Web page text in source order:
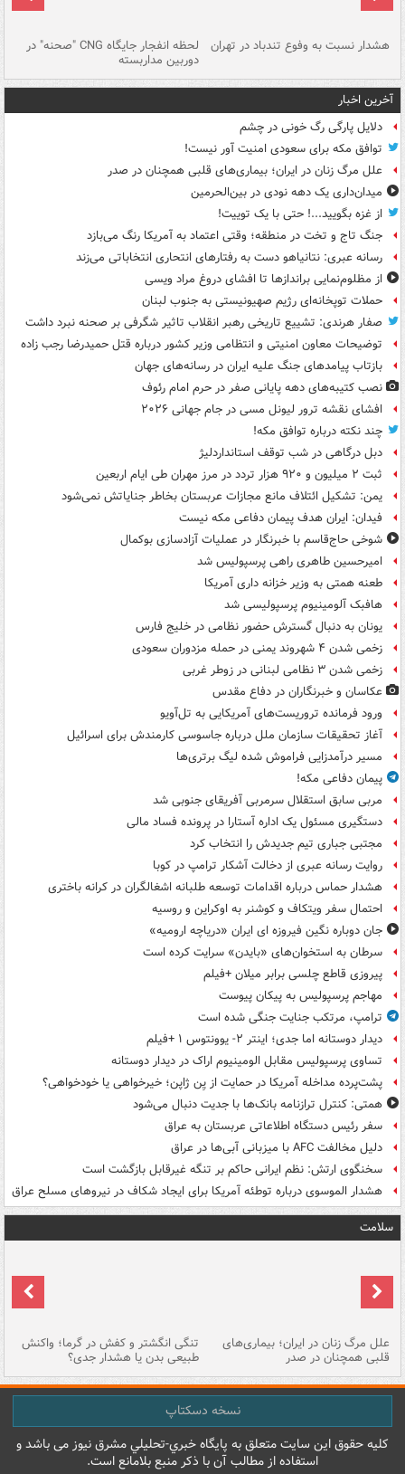
هشدار نسبت به وفوع تندباد در تهران لحظه انفجار جایگاه CNG "صحنه" در
دوربین مداربسته
آخرین اخبار
دلایل پارگی رگ خونی در چشم
توافق مکه برای سعودی امنیت آور نیست!
علل مرگ زنان در ایران؛ بیماری‌های قلبی همچنان در صدر
میدان‌داری یک دهه نودی در بین‌الحرمین
از غزه بگویید...! حتی با یک توییت!
جنگ تاج و تخت در منطقه؛ وقتی اعتماد به آمریکا رنگ می‌بازد
رسانه عبری: نتانیاهو دست به رفتارهای انتحاری انتخاباتی می‌زند
از مظلوم‌نمایی براندازها تا افشای دروغ مراد ویسی
حملات توپخانه‌ای رژیم صهیونیستی به جنوب لبنان
صفار هرندی: تشییع تاریخی رهبر انقلاب تاثیر شگرفی بر صحنه نبرد داشت
توضیحات معاون امنیتی و انتظامی وزیر کشور درباره قتل حمیدرضا رجب زاده
بازتاب پیامدهای جنگ علیه ایران در رسانه‌های جهان
نصب کتیبه‌های دهه پایانی صفر در حرم امام رئوف
افشای نقشه ترور لیونل مسی در جام جهانی ۲۰۲۶
چند نکته درباره توافق مکه!
دبل درگاهی در شب توقف استانداردلیژ
ثبت ۲ میلیون و ۹۲۰ هزار تردد در مرز مهران طی ایام اربعین
یمن: تشکیل ائتلاف مانع مجازات عربستان بخاطر جنایاتش نمی‌شود
فیدان: ایران هدف پیمان دفاعی مکه نیست
شوخی حاج‌قاسم با خبرنگار در عملیات آزادسازی بوکمال
امیرحسین طاهری راهی پرسپولیس شد
طعنه همتی به وزیر خزانه داری آمریکا
هافبک آلومینیوم پرسپولیسی شد
یونان به دنبال گسترش حضور نظامی در خلیج فارس
زخمی شدن ۴ شهروند یمنی در حمله مزدوران سعودی
زخمی شدن ۳ نظامی لبنانی در زوطر غربی
عکاسان و خبرنگاران در دفاع مقدس
ورود فرمانده تروریست‌های آمریکایی به تل‌آویو
آغاز تحقیقات سازمان ملل درباره جاسوسی کارمندش برای اسرائیل
مسیر درآمدزایی فراموش شده لیگ برتری‌ها
پیمان دفاعی مکه!
مربی سابق استقلال سرمربی آفریقای جنوبی شد
دستگیری مسئول یک اداره آستارا در پرونده فساد مالی
مجتبی جباری تیم جدیدش را انتخاب کرد
روایت رسانه عبری از دخالت آشکار ترامپ در کوبا
هشدار حماس درباره اقدامات توسعه طلبانه اشغالگران در کرانه باختری
احتمال سفر ویتکاف و کوشنر به اوکراین و روسیه
جان دوباره نگین فیروزه ای ایران «دریاچه ارومیه»
سرطان به استخوان‌های «بایدن» سرایت کرده است
پیروزی قاطع چلسی برابر میلان +فیلم
مهاجم پرسپولیس به پیکان پیوست
ترامپ، مرتکب جنایت جنگی شده است
دیدار دوستانه اما جدی؛ اینتر ۲- یوونتوس ۱ +فیلم
تساوی پرسپولیس مقابل الومینیوم اراک در دیدار دوستانه
پشت‌پرده مداخله آمریکا در حمایت از یِن ژاپن؛ خیرخواهی یا خودخواهی؟
همتی: کنترل ترازنامه بانک‌ها با جدیت دنبال می‌شود
سفر رئیس دستگاه اطلاعاتی عربستان به عراق
دلیل مخالفت AFC با میزبانی آبی‌ها در عراق
سخنگوی ارتش: نظم ایرانی حاکم بر تنگه غیرقابل بازگشت است
هشدار الموسوی درباره توطئه آمریکا برای ایجاد شکاف در نیروهای مسلح عراق
سلامت
علل مرگ زنان در ایران؛ بیماری‌های
قلبی همچنان در صدر
تنگی انگشتر و کفش در گرما؛ واکنش
طبیعی بدن یا هشدار جدی؟
نسخه دسکتاپ
کليه حقوق اين سايت متعلق به پایگاه خبري-تحليلي مشرق نيوز می باشد و
استفاده از مطالب آن با ذکر منبع بلامانع است.